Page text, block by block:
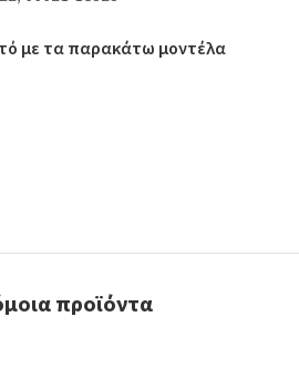
με τα παρακάτω μοντέλα
προϊόντα